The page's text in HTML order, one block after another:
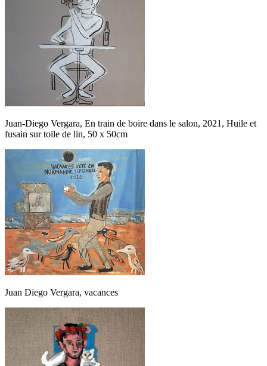
Juan-Diego Vergara, En train de boire dans le salon, 2021, Huile et
fusain sur toile de lin, 50 x 50cm
Juan Diego Vergara, vacances